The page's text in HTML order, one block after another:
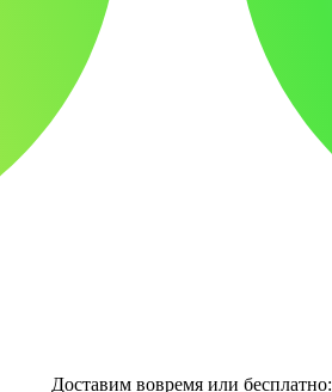
Доставим вовремя или бесплатно: